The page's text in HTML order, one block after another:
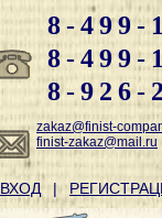
8-499-
8-499-
8-926-
zakaz@finist-
finist-zakaz@mail.ru
ВХОД |